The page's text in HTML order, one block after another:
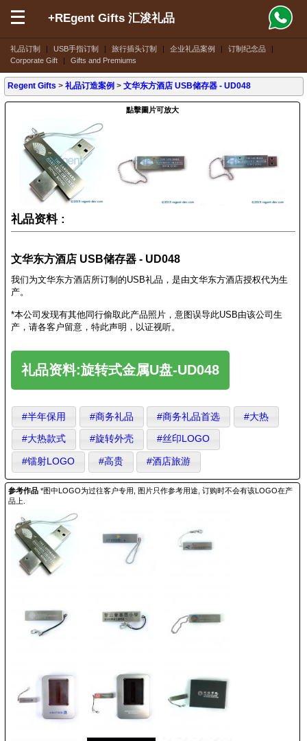
礼品订制 | USB手指订制 | 旅行插头订制 | 企业礼品案例 | 订制纪念品
|
Corporate Gift
| Gifts and Premiums
+REgent Gifts 汇浚礼品
Regent Gifts >礼品订造案例 >文华东方酒店 USB储存器 - UD048
點擊圖片可放大
礼品资料 :
文华东方酒店 USB储存器 - UD048
我们为文华东方酒店所订制的USB礼品，是由文华东方酒店授权代为生
产。
*本公司发现有其他同行偷取此产品照片，意图误导此USB由该公司生
产，请各客户留意，特此声明，以证视听。
礼品资料:旋转式金属U盘-UD048
#半年保用 #商务礼品 #商务礼品首选 #大热
#大热款式 #旋转外壳 #丝印LOGO
#镭射LOGO #高贵 #酒店旅游
参考作品 *图中LOGO为过往客户专用, 图片只作参考用途, 订购时不会有该LOGO在产
品上.